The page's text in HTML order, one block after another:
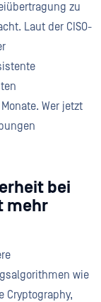
zu
Laut der CISO-
Wer jetzt
bei
mehr
wie
Cryptography,